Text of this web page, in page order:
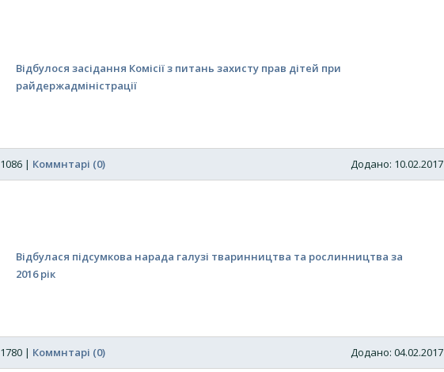
Відбулося засідання Комісії з питань захисту прав дітей при
райдержадміністрації
Додано: 10.02.2017
1086 | Коммнтарі (0)
Відбулася підсумкова нарада галузі тваринництва та рослинництва за
2016 рік
Додано: 04.02.2017
1780 | Коммнтарі (0)